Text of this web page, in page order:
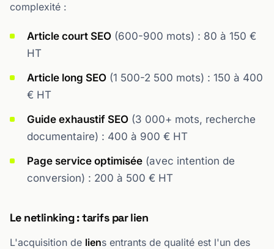
complexité :
Article court SEO (600-900 mots) : 80 à 150 €
HT
Article long SEO (1 500-2 500 mots) : 150 à 400
€ HT
Guide exhaustif SEO (3 000+ mots, recherche
documentaire) : 400 à 900 € HT
Page service optimisée (avec intention de
conversion) : 200 à 500 € HT
Le netlinking : tarifs par lien
L'acquisition de liens entrants de qualité est l'un des